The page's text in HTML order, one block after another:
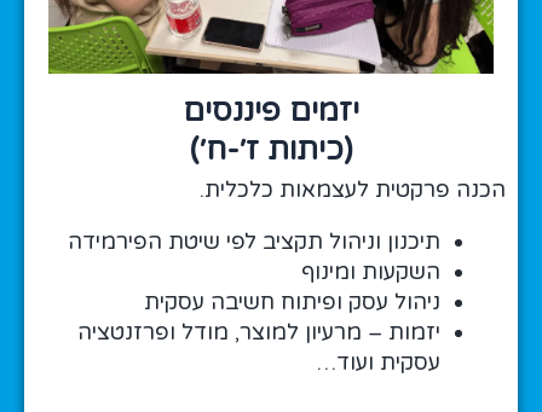
יזמים פיננסים
(כיתות ז׳-ח׳)
הכנה פרקטית לעצמאות כלכלית.
תיכנון וניהול תקציב לפי שיטת הפירמידה
השקעות ומינוף
ניהול עסק ופיתוח חשיבה עסקית
יזמות – מרעיון למוצר, מודל ופרזנטציה
עסקית ועוד…